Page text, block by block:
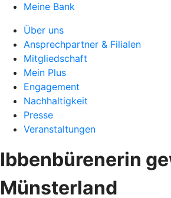
Meine Bank
Über uns
Ansprechpartner & Filialen
Mitgliedschaft
Mein Plus
Engagement
Nachhaltigkeit
Presse
Veranstaltungen
Ibbenbürenerin
Münsterland